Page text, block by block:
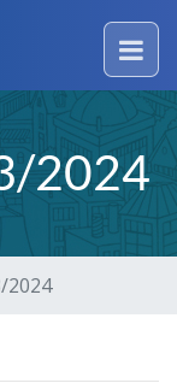
2024
2024